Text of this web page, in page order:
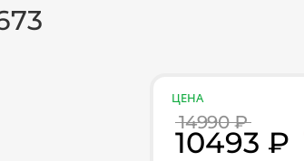
ЦЕНА
14990 ₽
10493 ₽